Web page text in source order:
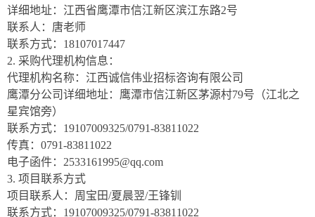
详细地址：江西省鹰潭市信江新区滨江东路2号
联系人：唐老师
联系方式： 18107017447
2. 采购代理机构信息：
代理机构名称：江西诚信伟业招标咨询有限公司
鹰潭分公司详细地址：鹰潭市信江新区茅源村79号（江北之
星宾馆旁）
联系方式： 19107009325/0791-83811022
传真： 0791-83811022
电子函件： 2533161995@qq.com
3. 项目联系方式
项目联系人：周宝田/夏晨翌/王锋钏
联系方式： 19107009325/0791-83811022